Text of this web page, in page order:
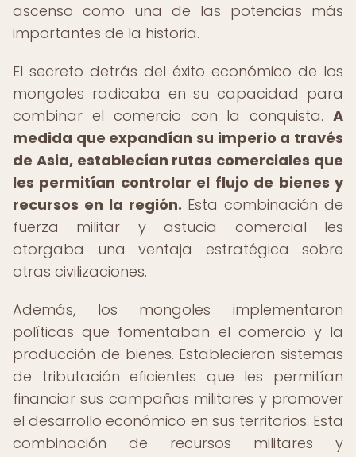
ascenso como una de las potencias más
importantes de la historia.
El secreto detrás del éxito económico de los
mongoles radicaba en su capacidad para
combinar el comercio con la conquista. A
medida que expandían su imperio a través
de Asia, establecían rutas comerciales que
les permitían controlar el flujo de bienes y
recursos en la región. Esta combinación de
fuerza militar y astucia comercial les
otorgaba una ventaja estratégica sobre
otras civilizaciones.
Además, los mongoles implementaron
políticas que fomentaban el comercio y la
producción de bienes. Establecieron sistemas
de tributación eficientes que les permitían
financiar sus campañas militares y promover
el desarrollo económico en sus territorios. Esta
combinación de recursos militares y